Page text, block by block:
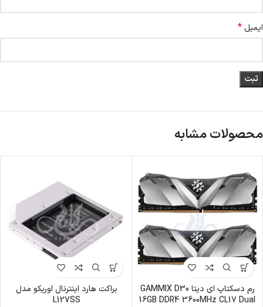
ایمیل *
محصولات مشابه
رم دسکتاپ ای دیتا GAMMIX D30
16GB DDR4 3600MHz CL17 Dual
براکت هارد اینترنال اوریکو مدل
L127SS